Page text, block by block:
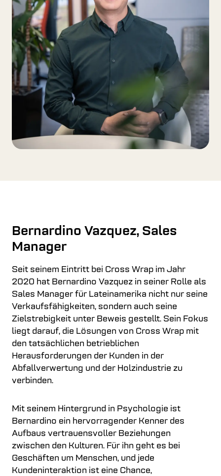
Bernardino Vazquez, Sales
Manager
Seit seinem Eintritt bei Cross Wrap im Jahr
2020 hat Bernardino Vazquez in seiner Rolle als
Sales Manager für Lateinamerika nicht nur seine
Verkaufsfähigkeiten, sondern auch seine
Zielstrebigkeit unter Beweis gestellt. Sein Fokus
liegt darauf, die Lösungen von Cross Wrap mit
den tatsächlichen betrieblichen
Herausforderungen der Kunden in der
Abfallverwertung und der Holzindustrie zu
verbinden.
Mit seinem Hintergrund in Psychologie ist
Bernardino ein hervorragender Kenner des
Aufbaus vertrauensvoller Beziehungen
zwischen den Kulturen. Für ihn geht es bei
Geschäften um Menschen, und jede
Kundeninteraktion ist eine Chance,